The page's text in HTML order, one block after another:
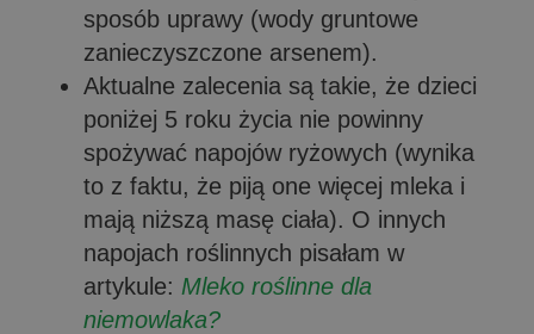
sposób uprawy (wody gruntowe
zanieczyszczone arsenem).
Aktualne zalecenia są takie, że dzieci
poniżej 5 roku życia nie powinny
spożywać napojów ryżowych (wynika
to z faktu, że piją one więcej mleka i
mają niższą masę ciała). O innych
napojach roślinnych pisałam w
artykule: Mleko roślinne dla
niemowlaka?